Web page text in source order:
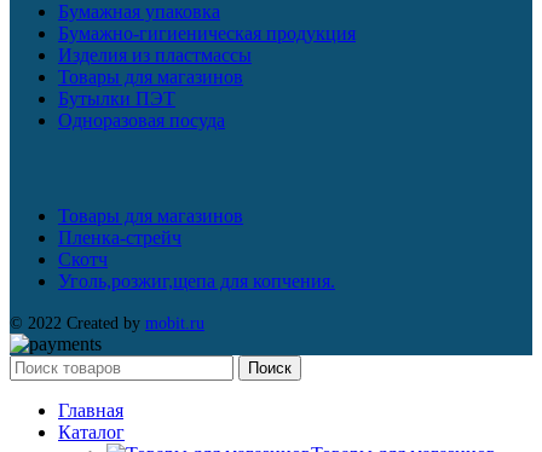
Бумажная упаковка
Бумажно-гигиеническая продукция
Изделия из пластмассы
Товары для магазинов
Бутылки ПЭТ
Одноразовая посуда
Товары для магазинов
Пленка-стрейч
Скотч
Уголь,розжиг,щепа для копчения.
© 2022 Created by mobit.ru
Поиск
Главная
Каталог